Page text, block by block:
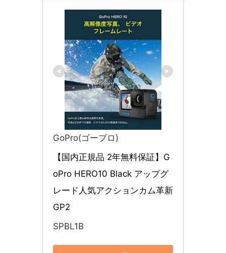
GoPro(ゴープロ)
【国内正規品 2年無料保証】G
oPro HERO10 Black アップグ
レード人気アクションカム革新
GP2
SPBL1B